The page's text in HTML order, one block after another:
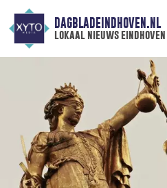
DAGBLADEINDHOVEN.NL
lokaal nieuws eindhoven